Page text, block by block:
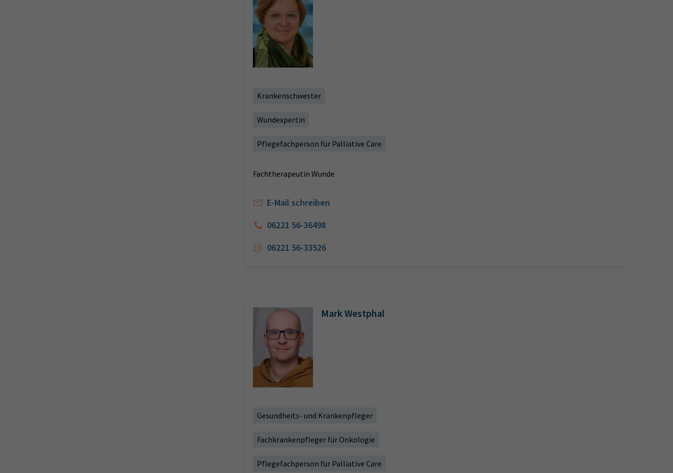
Krankenschwester
Wundexpertin
Pflegefachperson für Palliative Care
Fachtherapeutin Wunde
E-Mail schreiben
06221 56-36498
06221 56-33526
Mark Westphal
Gesundheits- und Krankenpfleger
Fachkrankenpfleger für Onkologie
Pflegefachperson für Palliative Care